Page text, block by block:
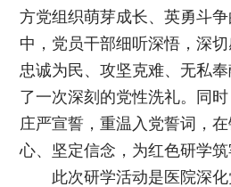
方党组织萌芽成长、英勇斗
中，党员干部细听深悟，深
忠诚为民、攻坚克难、无私
了一次深刻的党性洗礼。同
庄严宣誓，重温入党誓词，
心、坚定信念，为红色研学筑
此次研学活动是医院深